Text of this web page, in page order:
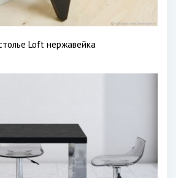
Loft нержавейка